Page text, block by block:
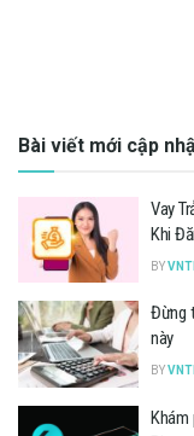
Bài viết mới cập
Vay
Khi
BY
Đừng
này
BY
Khám